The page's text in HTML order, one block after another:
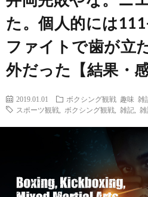
た。個人的には
ファイトで歯が立
外だった【結果・感
2019.01.01 ボクシング観戦 趣味 雑
スポーツ観戦
ボクシング観戦 雑記 雑